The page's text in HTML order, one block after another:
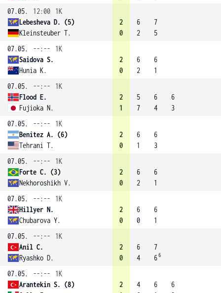
07.05.
12:00
1K
Lebesheva D. (5)
Kleinsteuber T.
2
0
6
2
7
5
07.05.
--:--
1K
Saidova S.
Hunia K.
2
0
6
2
6
1
07.05.
--:--
1K
Flood E.
Fujioka N.
2
1
5
7
6
4
6
3
07.05.
--:--
1K
Benitez A. (6)
Tehrani T.
2
0
6
1
6
3
07.05.
--:--
1K
Forte C. (3)
Nekhoroshikh V.
2
0
6
2
6
1
07.05.
--:--
1K
Hillyer N.
Chubarova Y.
2
0
6
0
6
1
07.05.
--:--
1K
Anil C.
Ryashko D.
2
0
6
4
7
66
07.05. --:--
1K
Arantekin S. (8)
2
4
6
6